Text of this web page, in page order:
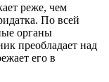
реже, чем
По всей
органы
преобладает над
его в